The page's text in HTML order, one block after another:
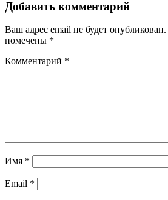
записям
Добавить комментарий
Ваш адрес email не будет опубликован.
помечены *
Комментарий *
Имя *
Email *